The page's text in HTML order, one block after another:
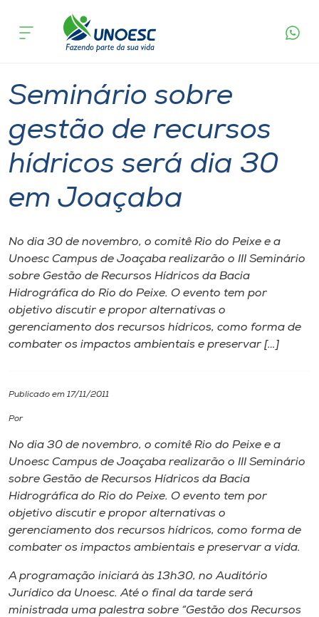
Cursos
Atendimento ao Estudante
Portal de Ensino
A
Internacionalização
I.nova
Diplomados
CPA
Biblioteca
Rádio
acontece
Seminário sobre
gestão de recursos
hídricos será dia 30
em Joaçaba
No dia 30 de novembro, o comitê Rio do Peixe e a
Unoesc Campus de Joaçaba realizarão o III Seminário
sobre Gestão de Recursos Hídricos da Bacia
Hidrográfica do Rio do Peixe. O evento tem por
objetivo discutir e propor alternativas o
gerenciamento dos recursos hídricos, como forma de
combater os impactos ambientais e preservar […]
Publicado em 17/11/2011
Por
No dia 30 de novembro, o comitê Rio do Peixe e a
Unoesc Campus de Joaçaba realizarão o III Seminário
sobre Gestão de Recursos Hídricos da Bacia
Hidrográfica do Rio do Peixe. O evento tem por
objetivo discutir e propor alternativas o
gerenciamento dos recursos hídricos, como forma de
combater os impactos ambientais e preservar a vida.
A programação iniciará às 13h30, no Auditório
Jurídico da Unoesc. Até o final da tarde será
ministrada uma palestra sobre “Gestão dos Recursos